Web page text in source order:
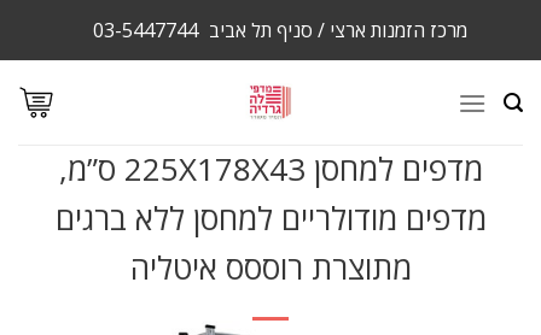
מרכז הזמנות ארצי / סניף תל אביב 03-5447744
מדפים למחסן 225X178X43 ס”מ,
מדפים מודולריים למחסן ללא ברגים
מתוצרת רוססס איטליה